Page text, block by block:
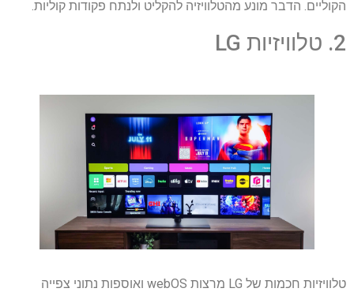
הקוליים. הדבר מונע מהטלוויזיה להקליט ולנתח פקודות קוליות.
2. טלוויזיות LG
טלוויזיות חכמות של LG מרצות webOS ואוספות נתוני צפייה